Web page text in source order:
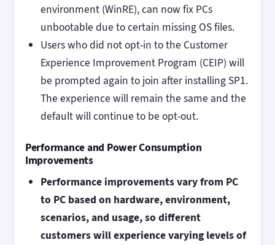
environment (WinRE), can now fix PCs
unbootable due to certain missing OS files.
Users who did not opt-in to the Customer
Experience Improvement Program (CEIP) will
be prompted again to join after installing SP1.
The experience will remain the same and the
default will continue to be opt-out.
Performance and Power Consumption
Improvements
Performance improvements vary from PC
to PC based on hardware, environment,
scenarios, and usage, so different
customers will experience varying levels of